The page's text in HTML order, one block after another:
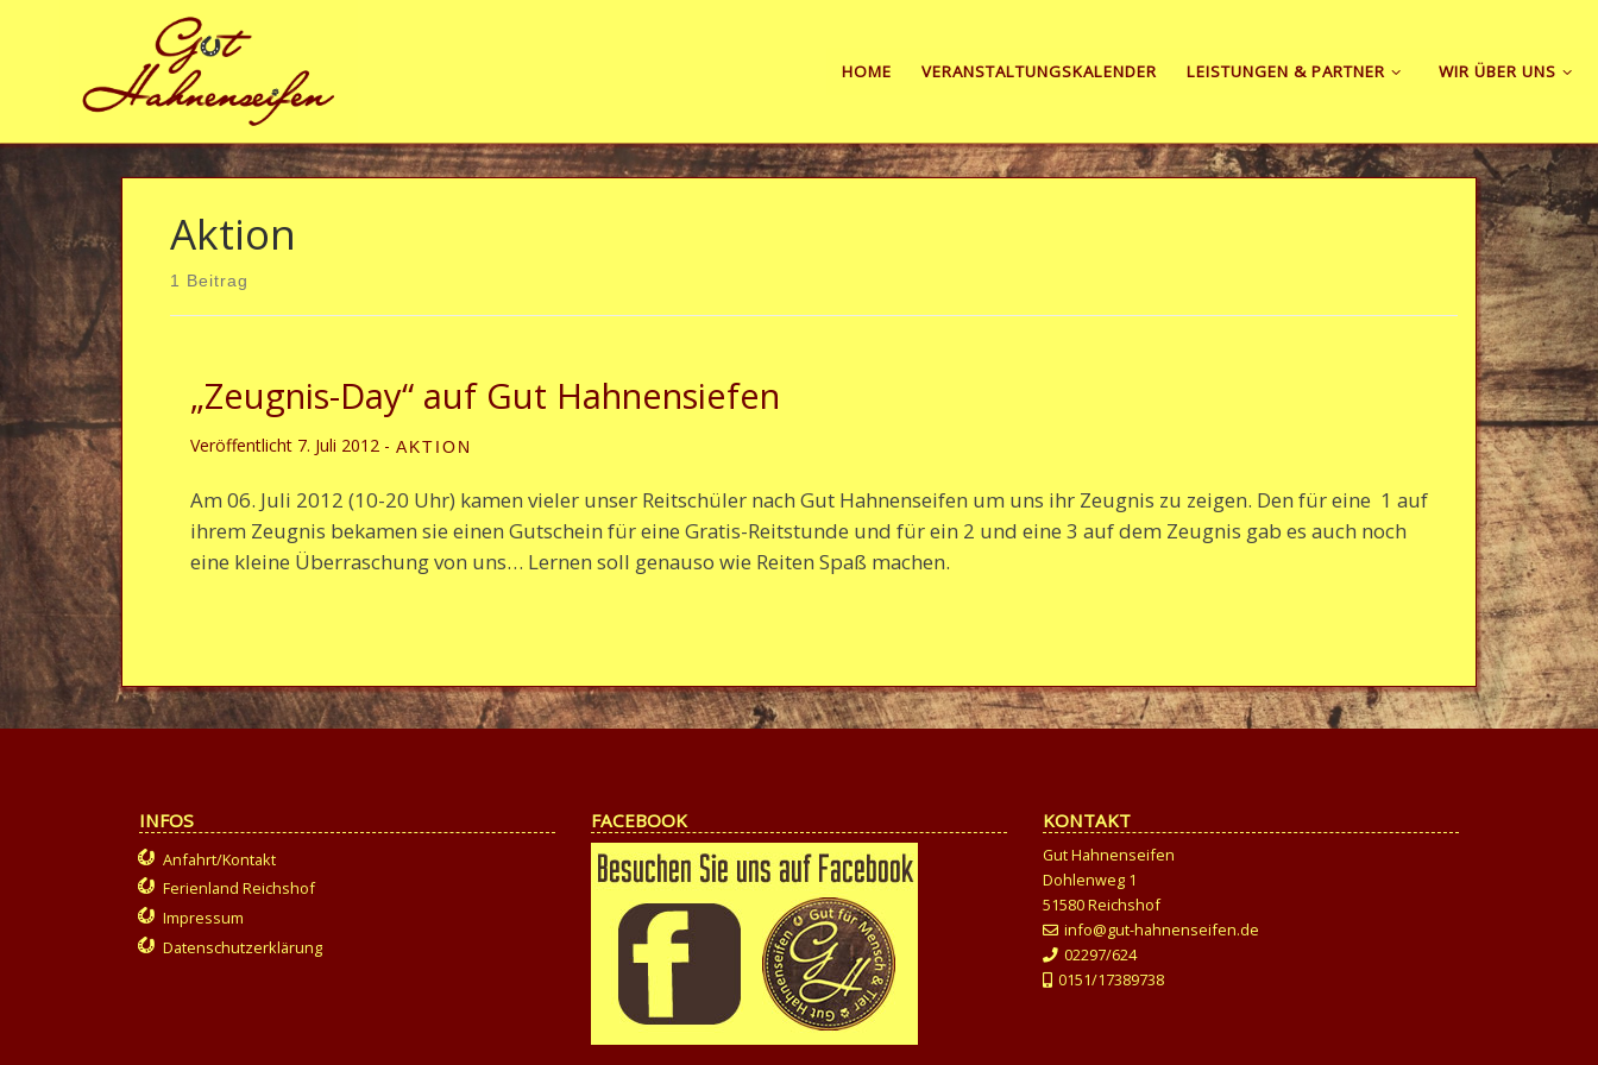
Zum Inhalt springen
HOME VERANSTALTUNGSKALENDER LEISTUNGEN & PARTNER WIR ÜBER UNS
Aktion
1 Beitrag
„Zeugnis-Day“ auf Gut Hahnensiefen
Veröffentlicht 7. Juli 2012- AKTION
Am 06. Juli 2012 (10-20 Uhr) kamen vieler unser Reitschüler nach Gut Hahnenseifen um uns ihr Zeugnis zu zeigen. Den für eine 1 auf
ihrem Zeugnis bekamen sie einen Gutschein für eine Gratis-Reitstunde und für ein 2 und eine 3 auf dem Zeugnis gab es auch noch
eine kleine Überraschung von uns… Lernen soll genauso wie Reiten Spaß machen.
INFOS
Anfahrt/Kontakt
Ferienland Reichshof
Impressum
Datenschutzerklärung
FACEBOOK KONTAKT
Gut Hahnenseifen
Dohlenweg 1
51580 Reichshof
info@gut-hahnenseifen.de
02297/624
0151/17389738